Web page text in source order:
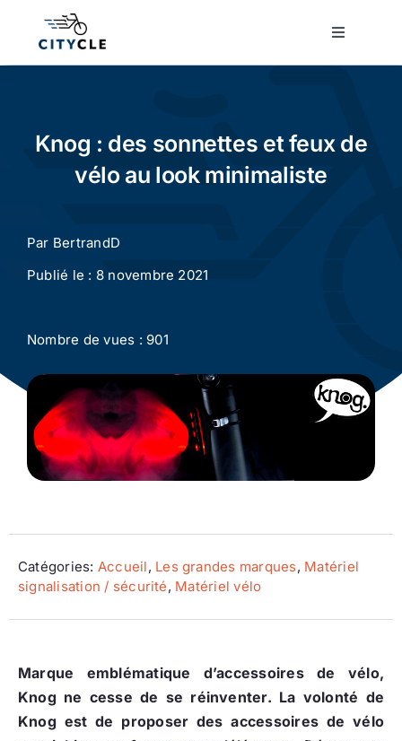
Toggle
Cyclisme urbain
Actualité
Ecologie
Knog : des sonnettes et feux de
vélo au look minimaliste
Par BertrandD
Publié le : 8 novembre 2021
Nombre de vues : 901
Catégories: Accueil, Les grandes marques, Matériel
signalisation / sécurité, Matériel vélo
Marque emblématique d’accessoires de vélo,
Knog ne cesse de se réinventer. La volonté de
Knog est de proposer des accessoires de vélo